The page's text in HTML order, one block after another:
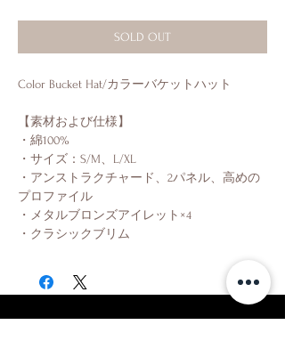
SOLD OUT
Color Bucket Hat/カラーバケットハット
【素材および仕様】
・綿100%
・サイズ：S/M、L/XL
・アンストラクチャード、2パネル、高めの
プロファイル
・メタルブロンズアイレット×4
・クラシックブリム